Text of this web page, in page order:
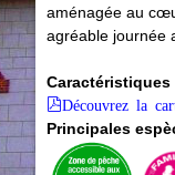
aménagée au
agréable journée
Caractéristiques
Découvrez la
Principales